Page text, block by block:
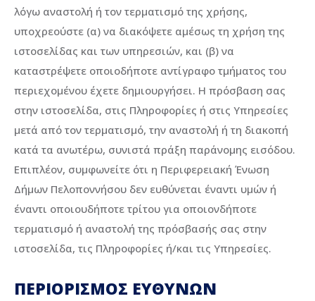
λόγω αναστολή ή τον τερματισμό της χρήσης,
υποχρεούστε (α) να διακόψετε αμέσως τη χρήση της
ιστοσελίδας και των υπηρεσιών, και (β) να
καταστρέψετε οποιοδήποτε αντίγραφο τμήματος του
περιεχομένου έχετε δημιουργήσει. Η πρόσβαση σας
στην ιστοσελίδα, στις Πληροφορίες ή στις Υπηρεσίες
μετά από τον τερματισμό, την αναστολή ή τη διακοπή
κατά τα ανωτέρω, συνιστά πράξη παράνομης εισόδου.
Επιπλέον, συμφωνείτε ότι η Περιφερειακή Ένωση
Δήμων Πελοποννήσου δεν ευθύνεται έναντι υμών ή
έναντι οποιουδήποτε τρίτου για οποιονδήποτε
τερματισμό ή αναστολή της πρόσβασής σας στην
ιστοσελίδα, τις Πληροφορίες ή/και τις Υπηρεσίες.
ΠΕΡΙΟΡΙΣΜΟΣ ΕΥΘΥΝΩΝ